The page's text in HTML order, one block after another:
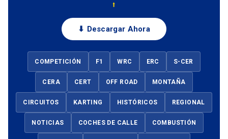
⭡
⬇ Descargar Ahora
COMPETICIÓN F1 WRC ERC S-CER
CERA CERT OFF ROAD MONTAÑA
CIRCUITOS KARTING HISTÓRICOS REGIONAL
NOTICIAS COCHES DE CALLE COMBUSTIÓN